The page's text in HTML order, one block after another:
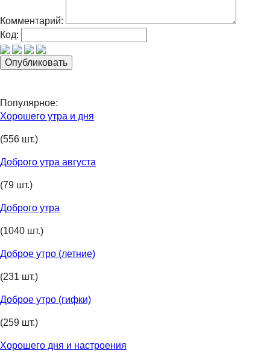
Комментарий:
Код:
Популярное:
Хорошего утра и дня
(556 шт.)
Доброго утра августа
(79 шт.)
Доброго утра
(1040 шт.)
Доброе утро (летние)
(231 шт.)
Доброе утро (гифки)
(259 шт.)
Хорошего дня и настроения